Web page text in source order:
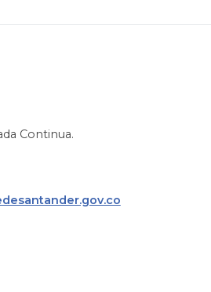
Continua.